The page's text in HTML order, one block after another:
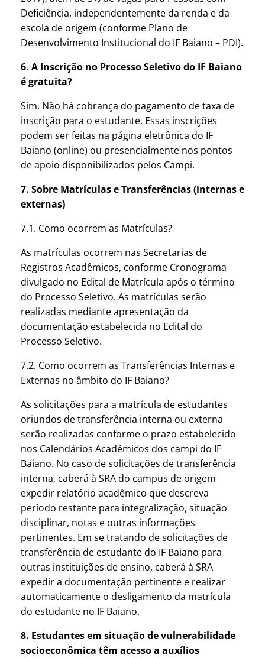
Deficiência, independentemente da renda e da
escola de origem (conforme Plano de
Desenvolvimento Institucional do IF Baiano – PDI).
6. A Inscrição no Processo Seletivo do IF Baiano
é gratuita?
Sim. Não há cobrança do pagamento de taxa de
inscrição para o estudante. Essas inscrições
podem ser feitas na página eletrônica do IF
Baiano (online) ou presencialmente nos pontos
de apoio disponibilizados pelos Campi.
7. Sobre Matrículas e Transferências (internas e
externas)
7.1. Como ocorrem as Matrículas?
As matrículas ocorrem nas Secretarias de
Registros Acadêmicos, conforme Cronograma
divulgado no Edital de Matrícula após o término
do Processo Seletivo. As matrículas serão
realizadas mediante apresentação da
documentação estabelecida no Edital do
Processo Seletivo.
7.2. Como ocorrem as Transferências Internas e
Externas no âmbito do IF Baiano?
As solicitações para a matrícula de estudantes
oriundos de transferência interna ou externa
serão realizadas conforme o prazo estabelecido
nos Calendários Acadêmicos dos campi do IF
Baiano. No caso de solicitações de transferência
interna, caberá à SRA do campus de origem
expedir relatório acadêmico que descreva
período restante para integralização, situação
disciplinar, notas e outras informações
pertinentes. Em se tratando de solicitações de
transferência de estudante do IF Baiano para
outras instituições de ensino, caberá à SRA
expedir a documentação pertinente e realizar
automaticamente o desligamento da matrícula
do estudante no IF Baiano.
8. Estudantes em situação de vulnerabilidade
socioeconômica têm acesso a auxílios